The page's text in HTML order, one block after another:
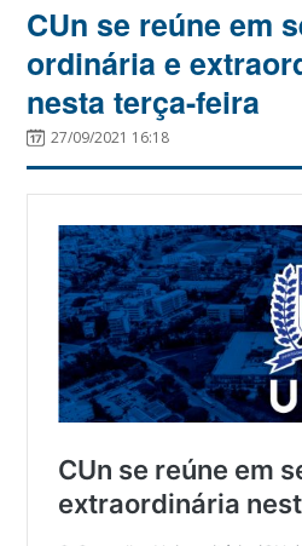
CUn se reúne em
ordinária e
nesta terça-feira
27/09/2021 16:18